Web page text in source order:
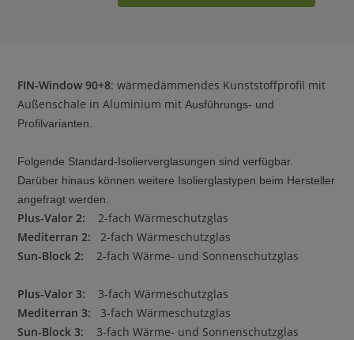
FIN-Window 90+8: wärmedämmendes Kunststoffprofil mit
Außenschale in Aluminium mitAusführungs- und
Profilvarianten.
Folgende Standard-Isolierverglasungen sind verfügbar.
Darüber hinaus könnenweitere Isolierglastypen beim Hersteller
angefragt werden.
Plus-Valor 2: 2-fach Wärmeschutzglas
Mediterran 2: 2-fach Wärmeschutzglas
Sun-Block 2: 2-fach Wärme- und Sonnenschutzglas
Plus-Valor 3: 3-fach Wärmeschutzglas
Mediterran 3: 3-fach Wärmeschutzglas
Sun-Block 3: 3-fach Wärme- und Sonnenschutzglas